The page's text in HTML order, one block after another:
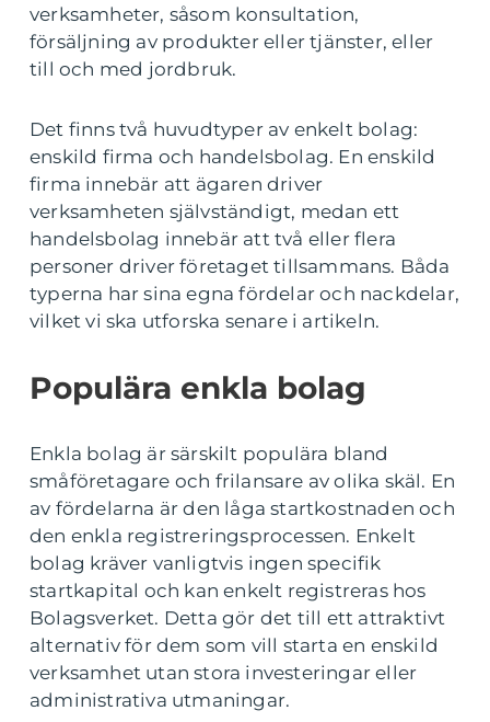
verksamheter, såsom konsultation,
försäljning av produkter eller tjänster, eller
till och med jordbruk.
Det finns två huvudtyper av enkelt bolag:
enskild firma och handelsbolag. En enskild
firma innebär att ägaren driver
verksamheten självständigt, medan ett
handelsbolag innebär att två eller flera
personer driver företaget tillsammans. Båda
typerna har sina egna fördelar och nackdelar,
vilket vi ska utforska senare i artikeln.
Populära enkla bolag
Enkla bolag är särskilt populära bland
småföretagare och frilansare av olika skäl. En
av fördelarna är den låga startkostnaden och
den enkla registreringsprocessen. Enkelt
bolag kräver vanligtvis ingen specifik
startkapital och kan enkelt registreras hos
Bolagsverket. Detta gör det till ett attraktivt
alternativ för dem som vill starta en enskild
verksamhet utan stora investeringar eller
administrativa utmaningar.